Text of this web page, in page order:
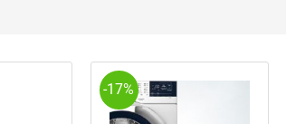
-17%